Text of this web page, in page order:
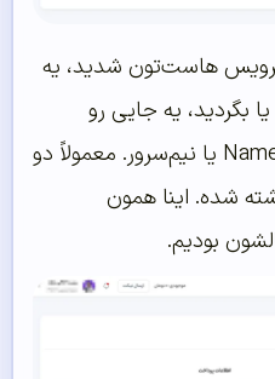
هاست‌تون شدید، یه
بگردید، یه جایی رو
می‌بینید که نوشته Name Server یا نیم‌سرور. معمولاً دو
شده. اینا همون